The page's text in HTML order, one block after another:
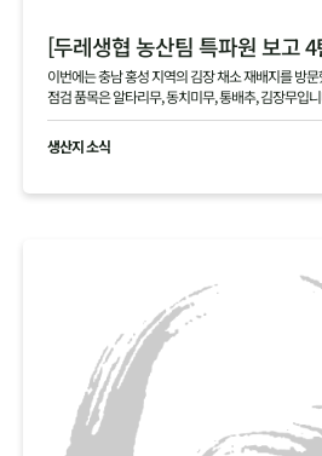
이번에는 충남 홍성 지역의 김장 채소 재배지를 방
점검 품목은 알타리무, 동치미무, 통배추, 김장무입
생산지 소식